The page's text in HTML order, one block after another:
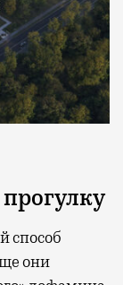
способ
они